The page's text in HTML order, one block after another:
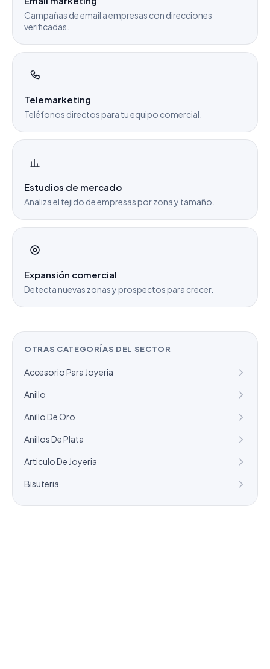
Campañas de email a empresas con direcciones
verificadas.
Telemarketing
Teléfonos directos para tu equipo comercial.
Estudios de mercado
Analiza el tejido de empresas por zona y tamaño.
Expansión comercial
Detecta nuevas zonas y prospectos para crecer.
OTRAS CATEGORÍAS DEL SECTOR
Accesorio Para Joyeria
Anillo
Anillo De Oro
Anillos De Plata
Articulo De Joyeria
Bisuteria